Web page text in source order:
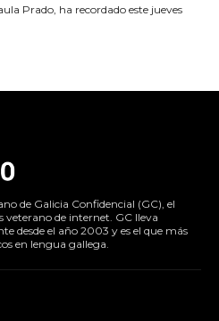
Prado, ha recordado este jueves
de Galicia Confidencial (GC), el
veterano de internet. GC lleva
desde el año 2003 y es el que más
en lengua gallega.